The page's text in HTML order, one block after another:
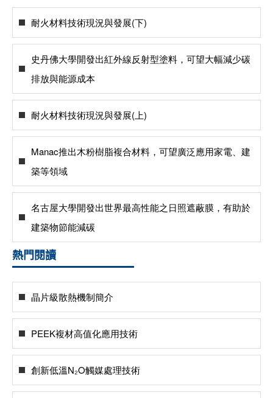
耐火材料技術現況與發展(下)
史丹佛大學開發出紅外線反射型塗料，可望大幅減少碳
排放與能源成本
耐火材料技術現況與發展(上)
Manac推出木粉樹脂複合材料，可望廣泛應用家電、建
築等領域
名古屋大學開發出世界最高性能之日照遮蔽膜，有助於
建築物節能減碳
熱門閱讀
晶片級散熱機制簡介
PEEK複材高值化應用技術
創新低溫N₂O觸媒處理技術